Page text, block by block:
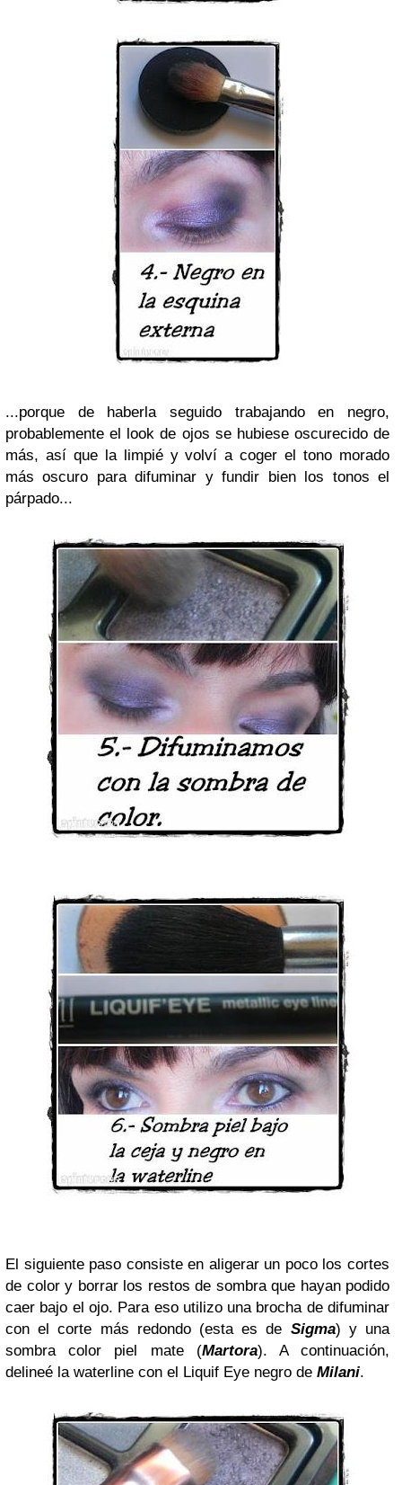
...porque de haberla seguido trabajando en negro,
probablemente el look de ojos se hubiese oscurecido de
más, así que la limpié y volví a coger el tono morado
más oscuro para difuminar y fundir bien los tonos el
párpado...
El siguiente paso consiste en aligerar un poco los cortes
de color y borrar los restos de sombra que hayan podido
caer bajo el ojo. Para eso utilizo una brocha de difuminar
con el corte más redondo (esta es de Sigma) y una
sombra color piel mate (Martora). A continuación,
delineé la waterline con el Liquif Eye negro de Milani.